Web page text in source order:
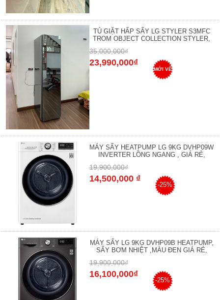
TỦ GIẶT HẤP SẤY LG STYLER S3MFC
TROM OBJECT COLLECTION STYLER,
35,000,000₫
23,990,000₫
MỚI VỀ
MÁY SẤY HEATPUMP LG 9KG DVHP09W
INVERTER LỒNG NGANG , GIÁ RẺ,
19,900,000₫
14,500,000 ₫
-25%
MÁY SẤY LG 9KG DVHP09B HEATPUMP,
SẤY BƠM NHIỆT ,MÀU ĐEN GIÁ RẺ,
19,900,000₫
16,100,000₫
-25%